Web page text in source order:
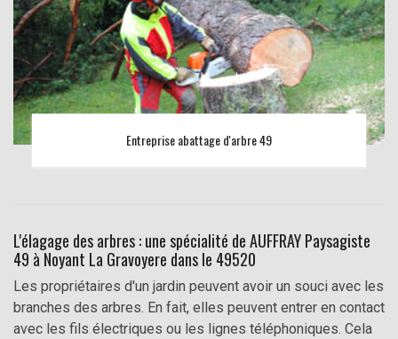
Entreprise abattage d'arbre 49
L'élagage des arbres : une spécialité de AUFFRAY Paysagiste
49 à Noyant La Gravoyere dans le 49520
Les propriétaires d'un jardin peuvent avoir un souci avec les
branches des arbres. En fait, elles peuvent entrer en contact
avec les fils électriques ou les lignes téléphoniques. Cela